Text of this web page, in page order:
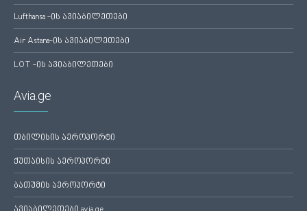
Lufthansa -ის ავიაბილეთები
Air Astana-ის ავიაბილეთები
LOT -ის ავიაბილეთები
Avia.ge
თბილისის აეროპორტი
ქუთაისის აეროპორტი
ბათუმის აეროპორტი